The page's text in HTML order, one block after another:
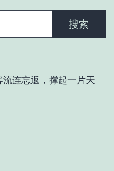
搜索
连忘返，撑起一片天